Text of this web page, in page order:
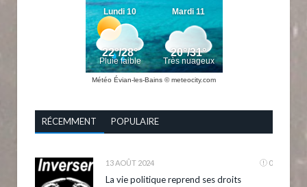
Météo Évian-les-Bains © meteocity.com
RÉCEMMENT POPULAIRE
13 AOÛT 2024 0
La vie politique reprend ses droits